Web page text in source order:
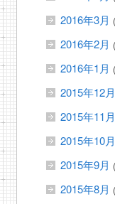
2016年3月
2016年2月
2016年1月
2015年12月
2015年11月
2015年10月
2015年9月
2015年8月